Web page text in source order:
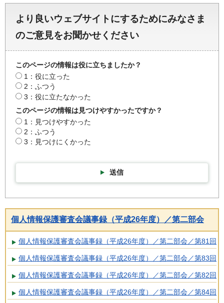
より良いウェブサイトにするためにみなさま
のご意見をお聞かせください
このページの情報は役に立ちましたか？
1：役に立った
2：ふつう
3：役に立たなかった
このページの情報は見つけやすかったですか？
1：見つけやすかった
2：ふつう
3：見つけにくかった
送信
個人情報保護審査会議事録（平成26年度）／第二部会
個人情報保護審査会議事録（平成26年度）／第二部会／第81回
個人情報保護審査会議事録（平成26年度）／第二部会／第83回
個人情報保護審査会議事録（平成26年度）／第二部会／第82回
個人情報保護審査会議事録（平成26年度）／第二部会／第84回